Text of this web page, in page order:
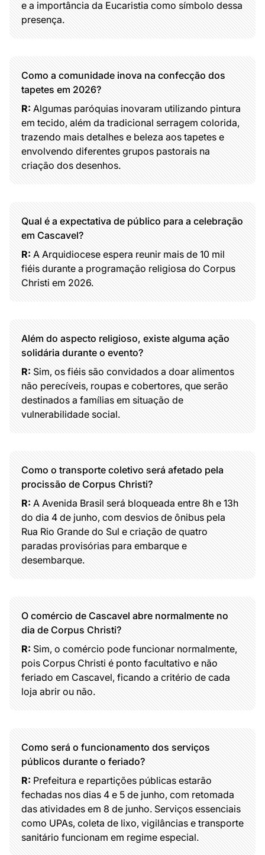
e a importância da Eucaristia como símbolo dessa
presença.
Como a comunidade inova na confecção dos
tapetes em 2026?
R:Algumas paróquias inovaram utilizando pintura
em tecido, além da tradicional serragem colorida,
trazendo mais detalhes e beleza aos tapetes e
envolvendo diferentes grupos pastorais na
criação dos desenhos.
Qual é a expectativa de público para a celebração
em Cascavel?
R:A Arquidiocese espera reunir mais de 10 mil
fiéis durante a programação religiosa do Corpus
Christi em 2026.
Além do aspecto religioso, existe alguma ação
solidária durante o evento?
R:Sim, os fiéis são convidados a doar alimentos
não perecíveis, roupas e cobertores, que serão
destinados a famílias em situação de
vulnerabilidade social.
Como o transporte coletivo será afetado pela
procissão de Corpus Christi?
R:A Avenida Brasil será bloqueada entre 8h e 13h
do dia 4 de junho, com desvios de ônibus pela
Rua Rio Grande do Sul e criação de quatro
paradas provisórias para embarque e
desembarque.
O comércio de Cascavel abre normalmente no
dia de Corpus Christi?
R:Sim, o comércio pode funcionar normalmente,
pois Corpus Christi é ponto facultativo e não
feriado em Cascavel, ficando a critério de cada
loja abrir ou não.
Como será o funcionamento dos serviços
públicos durante o feriado?
R:Prefeitura e repartições públicas estarão
fechadas nos dias 4 e 5 de junho, com retomada
das atividades em 8 de junho. Serviços essenciais
como UPAs, coleta de lixo, vigilâncias e transporte
sanitário funcionam em regime especial.